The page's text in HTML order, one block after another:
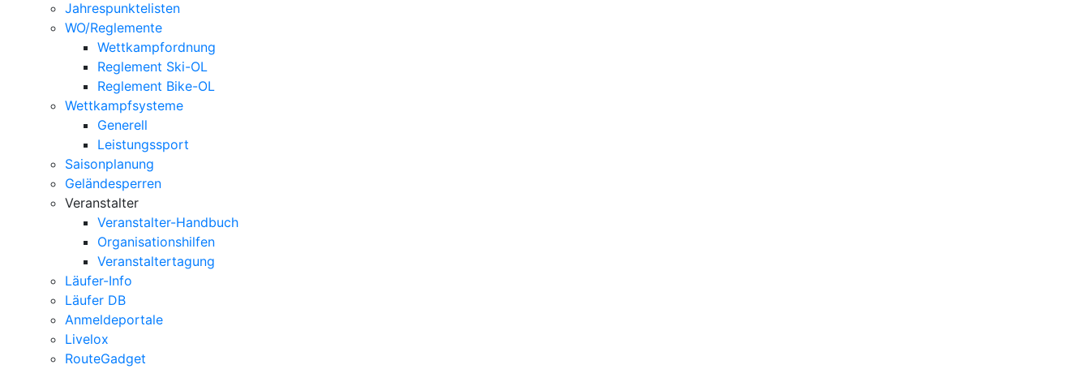
Jahrespunktelisten
WO/Reglemente
Wettkampfordnung
Reglement Ski-OL
Reglement Bike-OL
Wettkampfsysteme
Generell
Leistungssport
Saisonplanung
Geländesperren
Veranstalter
Veranstalter-Handbuch
Organisationshilfen
Veranstaltertagung
Läufer-Info
Läufer DB
Anmeldeportale
Livelox
RouteGadget